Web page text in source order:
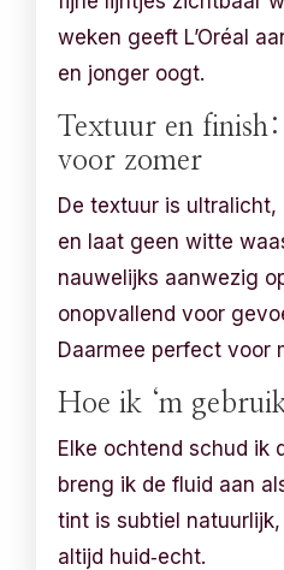
weken geeft L’Oréal
en jonger oogt.
Textuur en
voor zomer
De textuur is
en laat geen witte
nauwelijks aanwezig
onopvallend voor
Daarmee perfect voor
Hoe ik ‘m
Elke ochtend schud ik
breng ik de fluid aan
tint is subtiel
altijd huid‑echt.